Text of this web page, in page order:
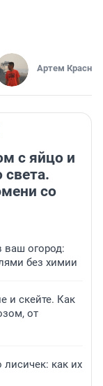
Артем Краснов
с яйцо и
со
ваш огород:
без химии
и скейте. Как
от
лисичек: как их